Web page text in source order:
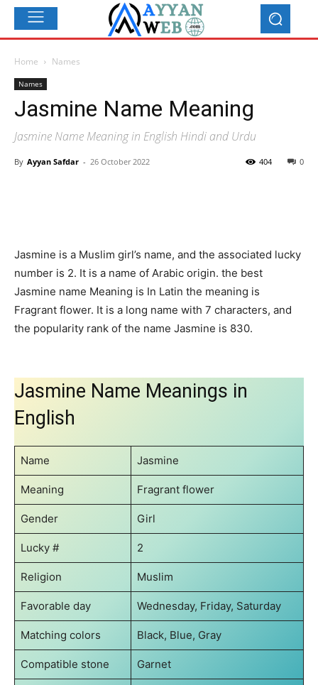
Home Names
Names
Jasmine Name Meaning
Jasmine Name Meaning in English Hindi and Urdu
By Ayyan Safdar - 26 October 2022 0
404
Jasmine is a Muslim girl’s name, and the associated lucky
number is 2. It is a name of Arabic origin. the best
Jasmine name Meaning is In Latin the meaning is
Fragrant flower. It is a long name with 7 characters, and
the popularity rank of the name Jasmine is 830.
Jasmine Name Meanings in
English
Name Jasmine
Meaning Fragrant flower
Gender Girl
Lucky # 2
Religion Muslim
Favorable day Wednesday, Friday, Saturday
Matching colors Black, Blue, Gray
Compatible stone Garnet